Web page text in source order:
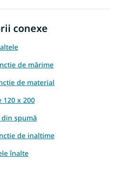
conexe
de mărime
de material
120 x 200
din spumă
de inaltime
înalte